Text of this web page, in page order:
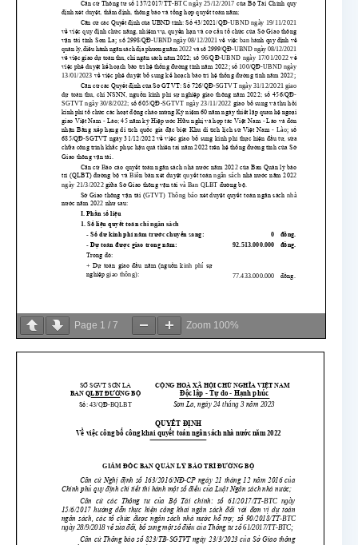
Page 1 / 7 Zoom 100%